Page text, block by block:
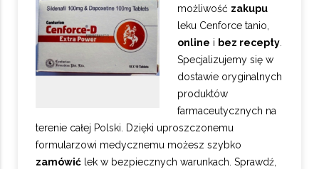
możliwość zakupu
leku Cenforce tanio,
online i bez recepty.
Specjalizujemy się w
dostawie oryginalnych
produktów
farmaceutycznych na
terenie całej Polski. Dzięki uproszczonemu
formularzowi medycznemu możesz szybko
zamówić lek w bezpiecznych warunkach. Sprawdź,